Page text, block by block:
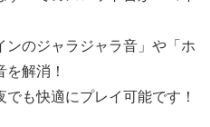
のジャラジャラ音」や「ホ
解消！
も快適にプレイ可能です！